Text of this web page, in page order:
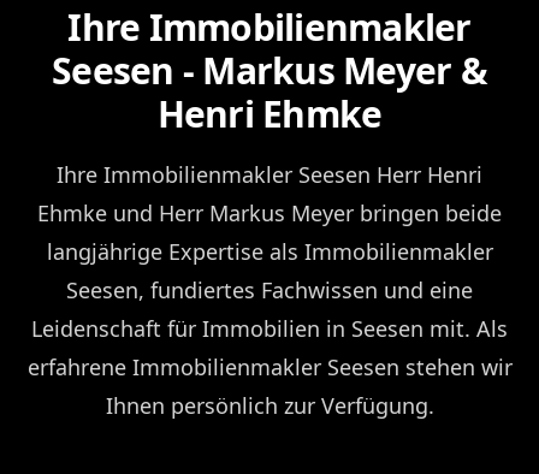
Ihre Immobilienmakler
Seesen - Markus Meyer &
Henri Ehmke
Ihre Immobilienmakler Seesen Herr Henri
Ehmke und Herr Markus Meyer bringen beide
langjährige Expertise als Immobilienmakler
Seesen, fundiertes Fachwissen und eine
Leidenschaft für Immobilien in Seesen mit. Als
erfahrene Immobilienmakler Seesen stehen wir
Ihnen persönlich zur Verfügung.